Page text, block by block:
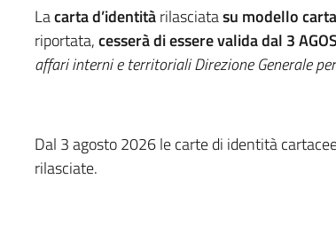
Lacarta d’identitàrilasciatasu modello
riportata,cesserà di essere validadal 3
affari interni e territoriali Direzione Generale
Dal 3 agosto 2026 le carte di identità
rilasciate.